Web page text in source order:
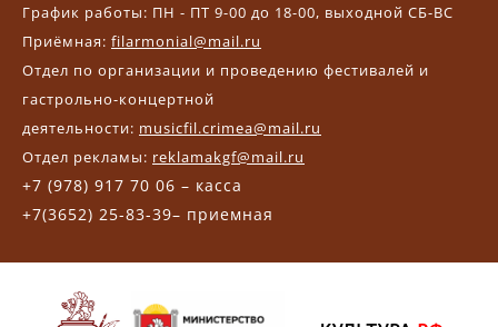
График работы: ПН - ПТ 9-00 до 18-00, выходной СБ-ВС
Приёмная: filarmonial@mail.ru
Отдел по организации и проведению фестивалей и
гастрольно-концертной
деятельности: musicfil.crimea@mail.ru
Отдел рекламы: reklamakgf@mail.ru
+7 (978) 917 70 06 – касса
+7(3652) 25-83-39– приемная